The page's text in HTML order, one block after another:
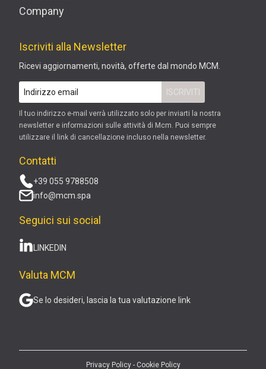
Company
Iscriviti alla Newsletter
Ricevi aggiornamenti, novità, offerte dal mondo MCM.
Il tuo indirizzo e-mail verrà utilizzato solo per inviarti la nostra
newsletter e informazioni sulle attività di Mcm. Puoi sempre
utilizzare il link di cancellazione incluso nella newsletter.
Contatti
+39 055 9788508
info@mcm.spa
Seguici sui social
LINKEDIN
Valuta MCM
Se lo desideri, lascia la tua valutazione link
Privacy Policy- Cookie Policy